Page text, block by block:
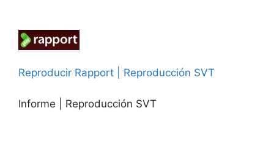
Reproducir Rapport | Reproducción SVT
Informe | Reproducción SVT